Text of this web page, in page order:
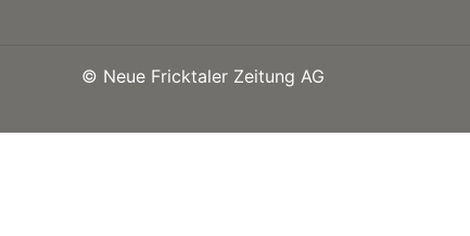
© Neue Fricktaler Zeitung AG